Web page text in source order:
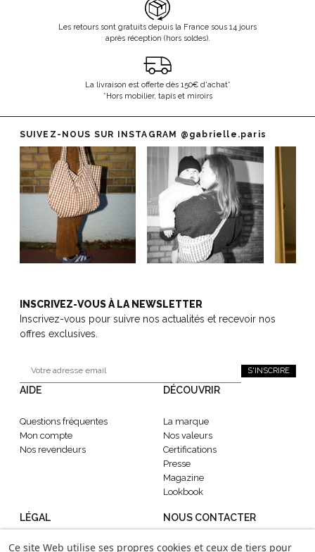
Les retours sont gratuits depuis la France sous 14 jours
après réception (hors soldes).
La livraison est offerte dès 150€ d'achat*
*Hors mobilier, tapis et miroirs
SUIVEZ-NOUS SUR INSTAGRAM @gabrielle.paris
INSCRIVEZ-VOUS À LA NEWSLETTER
Inscrivez-vous pour suivre nos actualités et recevoir nos
offres exclusives.
S'INSCRIRE
AIDE
Questions fréquentes
Mon compte
Nos revendeurs
DÉCOUVRIR
La marque
Nos valeurs
Certifications
Presse
Magazine
Lookbook
LÉGAL
CGV
NOUS CONTACTER
contact@gabrielle-paris.com
Ce site Web utilise ses propres cookies et ceux de tiers pour